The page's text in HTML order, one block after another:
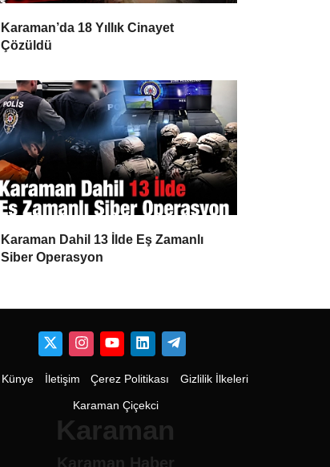
Karaman’da 18 Yıllık Cinayet
Çözüldü
Karaman Dahil 13 İlde Eş Zamanlı
Siber Operasyon
Künye İletişim Çerez Politikası Gizlilik İlkeleri
Karaman Çiçekci
Karaman
Karaman Haber